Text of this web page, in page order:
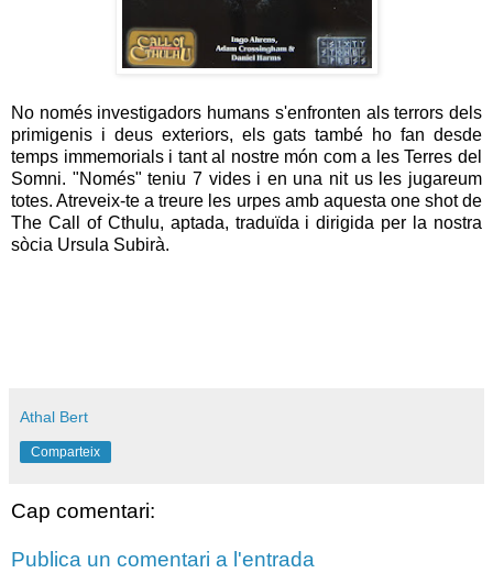
No només investigadors humans s'enfronten als terrors dels
primigenis i deus exteriors, els gats també ho fan desde
temps immemorials i tant al nostre món com a les Terres del
Somni. "Només" teniu 7 vides i en una nit us les jugareum
totes. Atreveix-te a treure les urpes amb aquesta one shot de
The Call of Cthulu, aptada, traduïda i dirigida per la nostra
sòcia Ursula Subirà.
Athal Bert
Comparteix
Cap comentari:
Publica un comentari a l'entrada